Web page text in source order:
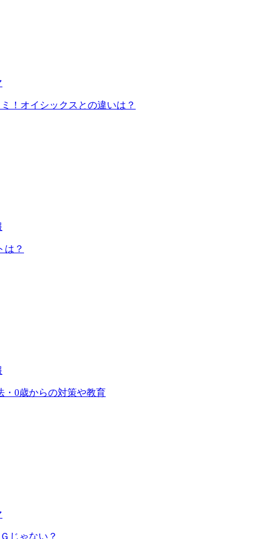
！オイシックスとの違いは？
は？
・0歳からの対策や教育
じゃない？